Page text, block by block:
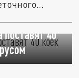
поставят 40